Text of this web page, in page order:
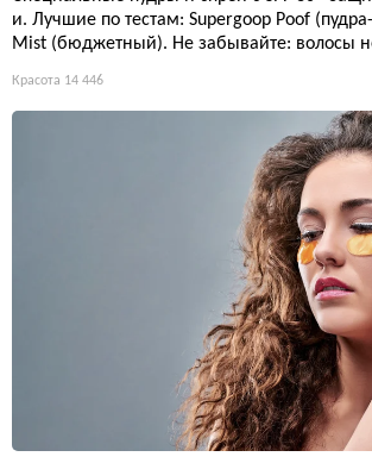
и. Лучшие по тестам: Supergoop Poof
Mist (бюджетный). Не забывайте: волосы
Красота 14 446